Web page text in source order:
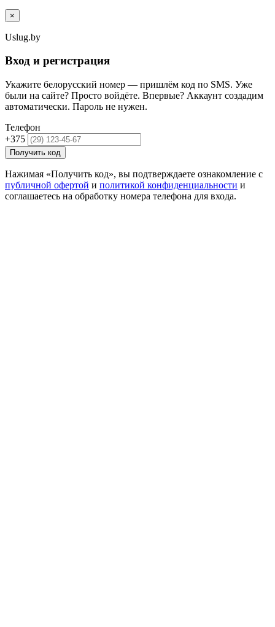
×
Uslug.by
Вход и регистрация
Укажите белорусский номер — пришлём код по SMS. Уже
были на сайте? Просто войдёте. Впервые? Аккаунт создадим
автоматически. Пароль не нужен.
Телефон
+375
Получить код
Нажимая «Получить код», вы подтверждаете ознакомление с
публичной офертой и политикой конфиденциальности и
соглашаетесь на обработку номера телефона для входа.